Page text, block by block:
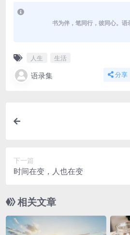
书为伴，笔同行，彼同心。语
人生 生活
语录集 分享
下一篇
时间在变，人也在变
相关文章